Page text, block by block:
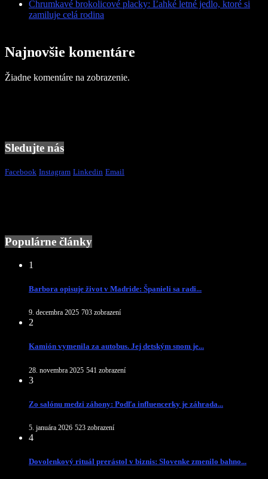
Chrumkavé brokolicové placky: Ľahké letné jedlo, ktoré si
zamiluje celá rodina
Najnovšie komentáre
Žiadne komentáre na zobrazenie.
Sledujte nás
Facebook Instagram Linkedin Email
Populárne články
1
Barbora opisuje život v Madride: Španieli sa radi...
9. decembra 2025 703 zobrazení
2
Kamión vymenila za autobus. Jej detským snom je...
28. novembra 2025 541 zobrazení
3
Zo salónu medzi záhony: Podľa influencerky je záhrada...
5. januára 2026 523 zobrazení
4
Dovolenkový rituál prerástol v biznis: Slovenke zmenilo bahno...